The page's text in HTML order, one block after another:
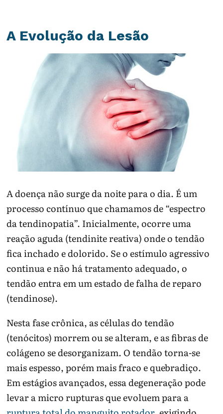
A Evolução da Lesão
A doença não surge da noite para o dia. É um
processo contínuo que chamamos de “espectro
da tendinopatia”. Inicialmente, ocorre uma
reação aguda (tendinite reativa) onde o tendão
fica inchado e dolorido. Se o estímulo agressivo
continua e não há tratamento adequado, o
tendão entra em um estado de falha de reparo
(tendinose).
Nesta fase crônica, as células do tendão
(tenócitos) morrem ou se alteram, e as fibras de
colágeno se desorganizam. O tendão torna-se
mais espesso, porém mais fraco e quebradiço.
Em estágios avançados, essa degeneração pode
levar a micro rupturas que evoluem para a